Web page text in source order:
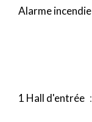
Alarme incendie
1 Hall d'entrée